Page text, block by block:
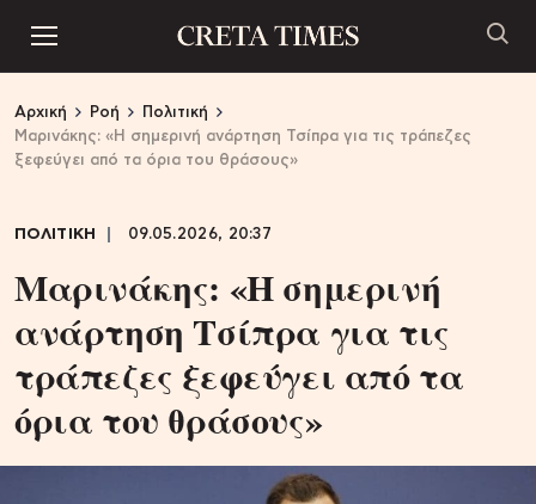
Αρχική Ροή
Πολιτική
Μαρινάκης: «Η σημερινή ανάρτηση Τσίπρα για τις τράπεζες
ξεφεύγει από τα όρια του θράσους»
ΠΟΛΙΤΙΚΗ 09.05.2026, 20:37
Μαρινάκης: «Η σημερινή
ανάρτηση Τσίπρα για τις
τράπεζες ξεφεύγει από τα
όρια του θράσους»